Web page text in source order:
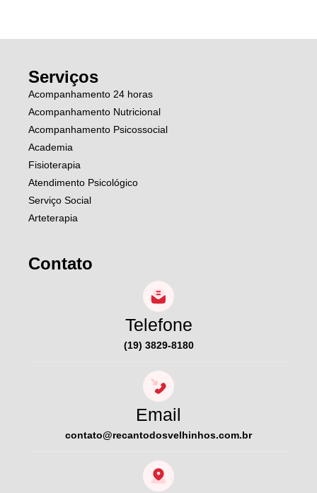
Serviços
Acompanhamento 24 horas
Acompanhamento Nutricional
Acompanhamento Psicossocial
Academia
Fisioterapia
Atendimento Psicológico
Serviço Social
Arteterapia
Contato
Telefone
(19) 3829-8180
Email
contato@recantodosvelhinhos.com.br